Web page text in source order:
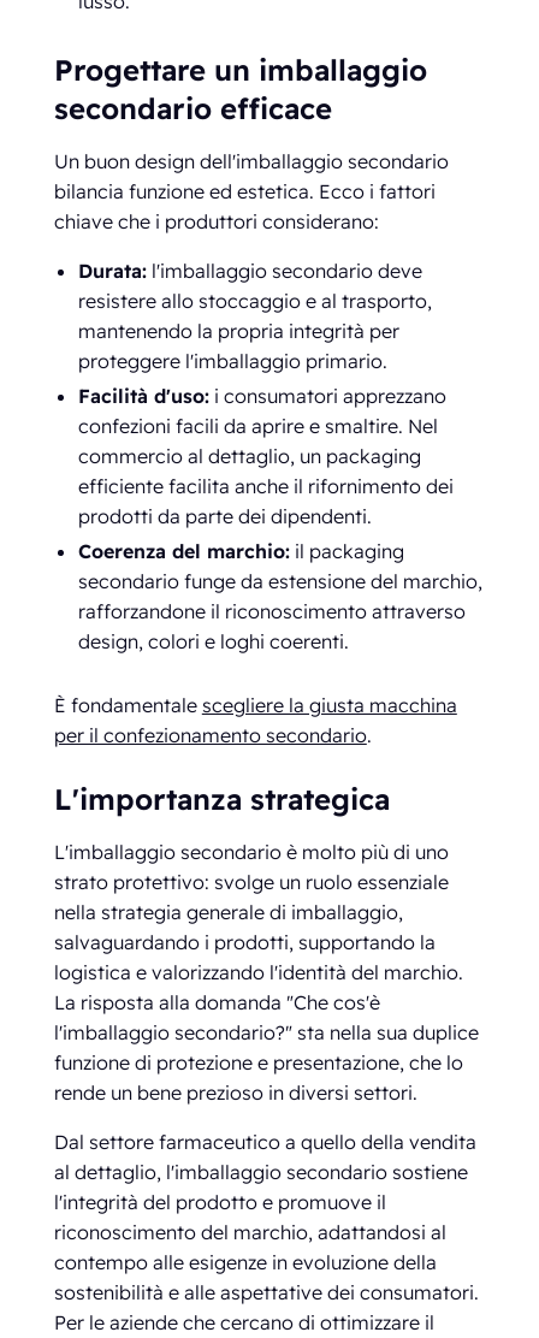
Progettare un imballaggio
secondario efficace
Un buon design dell'imballaggio secondario
bilancia funzione ed estetica. Ecco i fattori
chiave che i produttori considerano:
Durata:l'imballaggio secondario deve
resistere allo stoccaggio e al trasporto,
mantenendo la propria integrità per
proteggere l'imballaggio primario.
Facilità d'uso:i consumatori apprezzano
confezioni facili da aprire e smaltire. Nel
commercio al dettaglio, un packaging
efficiente facilita anche il rifornimento dei
prodotti da parte dei dipendenti.
Coerenza del marchio:il packaging
secondario funge da estensione del marchio,
rafforzandone il riconoscimento attraverso
design, colori e loghi coerenti.
È fondamentale scegliere la giusta macchina
per il confezionamento secondario.
L'importanza strategica
L'imballaggio secondario è molto più di uno
strato protettivo: svolge un ruolo essenziale
nella strategia generale di imballaggio,
salvaguardando i prodotti, supportando la
logistica e valorizzando l'identità del marchio.
La risposta alla domanda "Che cos'è
l'imballaggio secondario?" sta nella sua duplice
funzione di protezione e presentazione, che lo
rende un bene prezioso in diversi settori.
Dal settore farmaceutico a quello della vendita
al dettaglio, l'imballaggio secondario sostiene
l'integrità del prodotto e promuove il
riconoscimento del marchio, adattandosi al
contempo alle esigenze in evoluzione della
sostenibilità e alle aspettative dei consumatori.
Per le aziende che cercano di ottimizzare il